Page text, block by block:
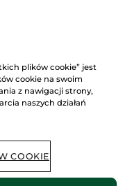
plików cookie” jest
cookie na swoim
z nawigacji strony,
naszych działań
COOKIE